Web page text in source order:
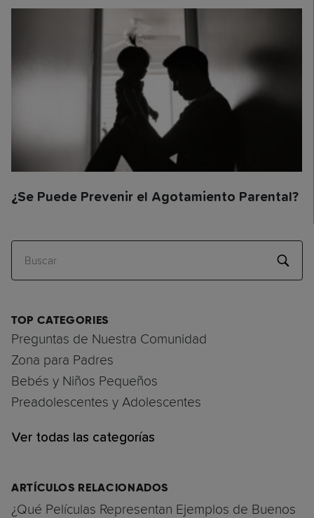
¿Se Puede Prevenir el Agotamiento Parental?
Buscar
TOP CATEGORIES
Preguntas de Nuestra Comunidad
Zona para Padres
Bebés y Niños Pequeños
Preadolescentes y Adolescentes
Ver todas las categorías
ARTÍCULOS RELACIONADOS
¿Qué Películas Representan Ejemplos de Buenos